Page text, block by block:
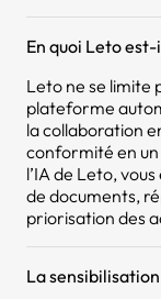
En quoi Leto
Leto ne se limite
plateforme
la collaboration
conformité en
l’IA de Leto,
de documents,
priorisation des
La